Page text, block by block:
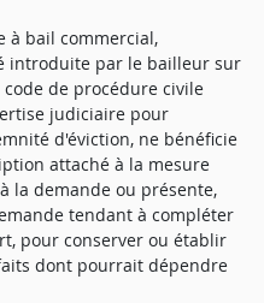
à bail commercial,
introduite par le bailleur sur
de procédure civile
judiciaire pour
d'éviction, ne bénéficie
attaché à la mesure
la demande ou présente,
tendant à compléter
pour conserver ou établir
dont pourrait dépendre